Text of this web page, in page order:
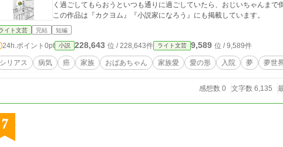
く過ごしてもらおうといつも通りに過ごしていたら、おじいちゃんま
この作品は『カクヨム』『小説家になろう』にも掲載しています。
イト文芸 完結 短編
24h.ポイント 0pt 小説 228,643 位 / 228,643件 ライト文芸 9,589 位 / 9,589件
シリアス 病気 癌 家族 おばあちゃん 家族愛 愛の形 入院 夢 夢世
感想数 0 文字数 6,135
7